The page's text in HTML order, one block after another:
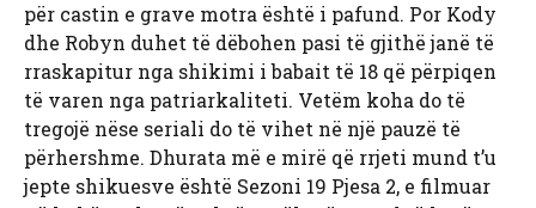
për castin e grave motra është i pafund. Por Kody
dhe Robyn duhet të dëbohen pasi të gjithë janë të
rraskapitur nga shikimi i babait të 18 që përpiqen
të varen nga patriarkaliteti. Vetëm koha do të
tregojë nëse seriali do të vihet në një pauzë të
përhershme. Dhurata më e mirë që rrjeti mund t’u
jepte shikuesve është Sezoni 19 Pjesa 2, e filmuar